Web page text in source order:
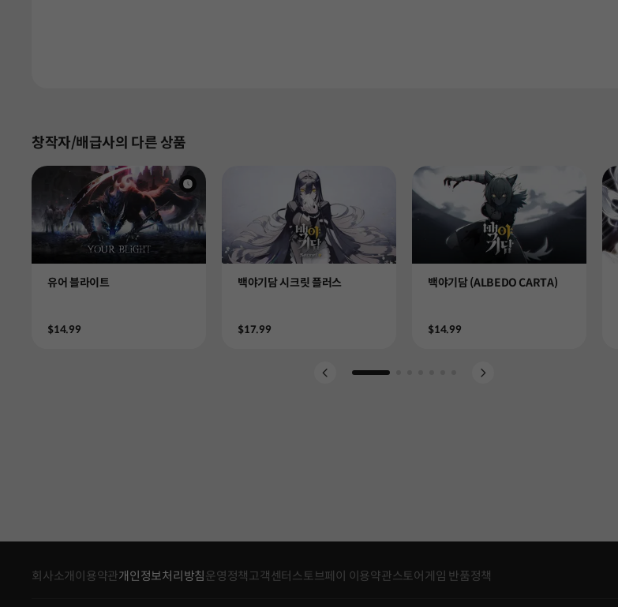
창작자/배급사의 다른 상품
Product
유어 블라이트
Price
$14.99
Product
백야기담 시크릿 플러스
Price
$17.99
Product
백야기담 (ALBEDO CARTA)
Price
$14.99
Go to slide 1 Go to slide 4
Go to slide 5
Go to slide 6
Go to slide 7
회사소개 이용약관개인정보처리방침 운영정책고객센터 스토브페이 이용약관스토어게임 반품정책